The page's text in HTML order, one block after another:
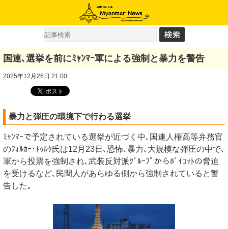
国連､選挙を前にﾐｬﾝﾏｰ軍による強制と暴力を警告
2025年12月26日 21:00
暴力と弾圧の環境下で行わる選挙
ﾐｬﾝﾏｰで予定されている選挙が近づく中､国連人権高等弁務官
のﾌｫﾙｶｰ･ﾄｩﾙｸ氏は12月23日､恐怖､暴力､大規模な弾圧の中で､
軍から投票を強制され､武装反対派ｸﾞﾙｰﾌﾟからﾎﾞｲｺｯﾄの脅迫
を受けるなど､民間人があらゆる側から強制されていると警
告した｡